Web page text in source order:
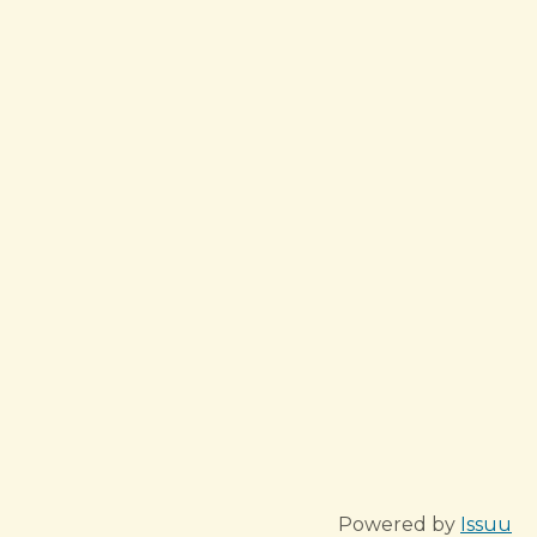
Powered by Issuu